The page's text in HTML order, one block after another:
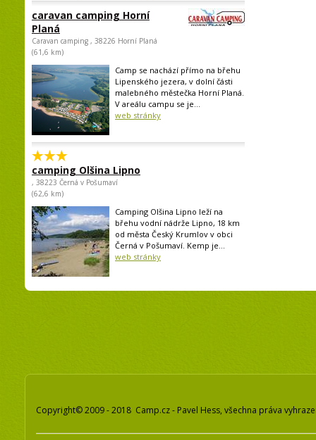
caravan camping Horní
Planá
Caravan camping , 38226 Horní Planá
(61,6 km)
Camp se nachází přímo na břehu
Lipenského jezera, v dolní části
malebného městečka Horní Planá.
V areálu campu se je...
web stránky
camping Olšina Lipno
, 38223 Černá v Pošumaví
(62,6 km)
Camping Olšina Lipno leží na
břehu vodní nádrže Lipno, 18 km
od města Český Krumlov v obci
Černá v Pošumaví. Kemp je...
web stránky
Copyright© 2009 - 2018 Camp.cz - Pavel Hess, všechna práva